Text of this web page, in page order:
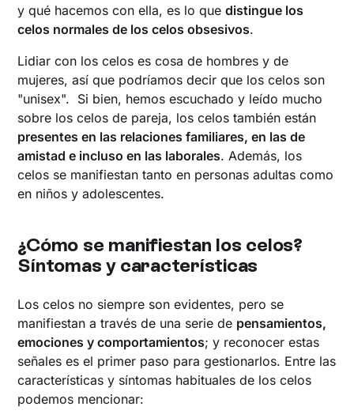
y qué hacemos con ella, es lo quedistingue los
celos normales de los celos obsesivos.
Lidiar con los celos es cosa de hombres y de
mujeres, así que podríamos decir que los celos son
"unisex". Si bien, hemos escuchado y leído mucho
sobre los celos de pareja, los celos también están
presentes en las relaciones familiares, en las de
amistad e incluso en las laborales. Además, los
celos se manifiestan tanto en personas adultas como
en niños y adolescentes.
¿Cómo se manifiestan los celos?
Síntomas y características
Los celos no siempre son evidentes, pero se
manifiestan a través de una serie de pensamientos,
emociones y comportamientos; y reconocer estas
señales es el primer paso para gestionarlos. Entre las
características y síntomas habituales de los celos
podemos mencionar: